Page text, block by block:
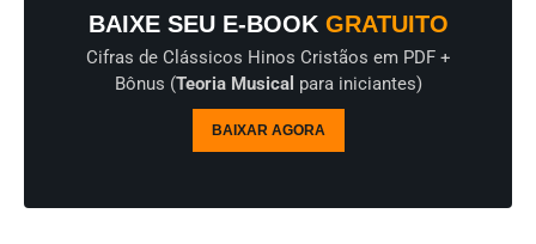
BAIXE SEU E-BOOKGRATUITO
Cifras de Clássicos Hinos Cristãos em PDF +
Bônus (Teoria Musical para iniciantes)
BAIXAR AGORA